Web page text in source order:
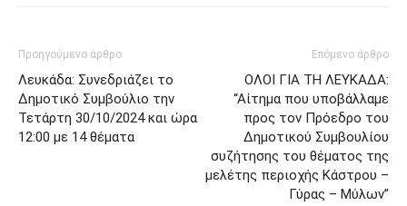
Προηγούμενο άρθρο
Λευκάδα: Συνεδριάζει το
Δημοτικό Συμβούλιο την
Τετάρτη 30/10/2024 και ώρα
12:00 με 14 θέματα
Επόμενο άρθρο
ΟΛΟΙ ΓΙΑ ΤΗ ΛΕΥΚΑΔΑ:
“Αίτημα που υποβάλλαμε
προς τον Πρόεδρο του
Δημοτικού Συμβουλίου
συζήτησης του θέματος της
μελέτης περιοχής Κάστρου –
Γύρας – Μύλων”